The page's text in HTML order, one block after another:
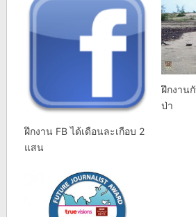
ฝึกงาน FB ได้เดือนละเกือบ 2
แสน
ฝึกงาน
ป่า